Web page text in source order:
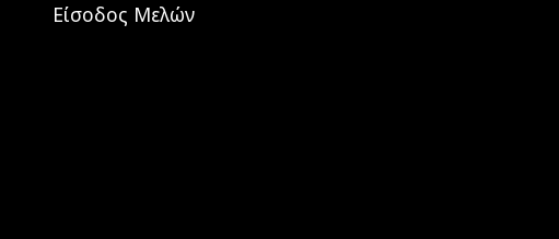
Είσοδος Μελών